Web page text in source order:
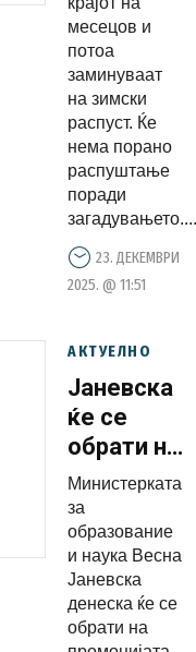
воздух
месецов и
потоа
заминуваат
на зимски
распуст. Ќе
нема порано
распуштање
поради
загадувањето....
23. ДЕКЕМВРИ
2025. @ 11:51
АКТУЕЛНО
Јаневска
ќе се
обрати на
на
со
Clarivate –
Web of
Министерката
за
образование
и наука Весна
Јаневска
денеска ќе се
обрати на